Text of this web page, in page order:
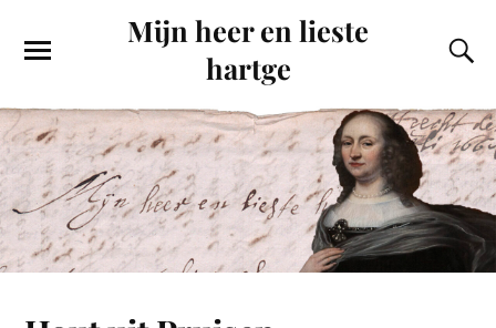
Mijn heer en lieste
hartge